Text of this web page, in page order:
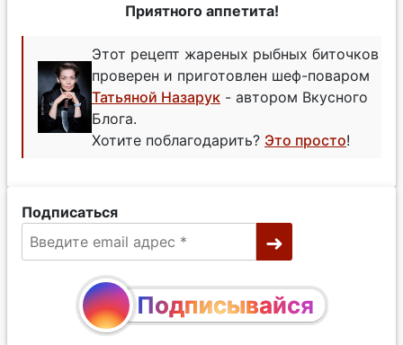
Приятного аппетита!
Этот рецепт жареных рыбных биточков
проверен и приготовлен шеф-поваром
Татьяной Назарук - автором Вкусного
Блога.
Хотите поблагодарить? Это просто!
Подписаться
Подписывайся